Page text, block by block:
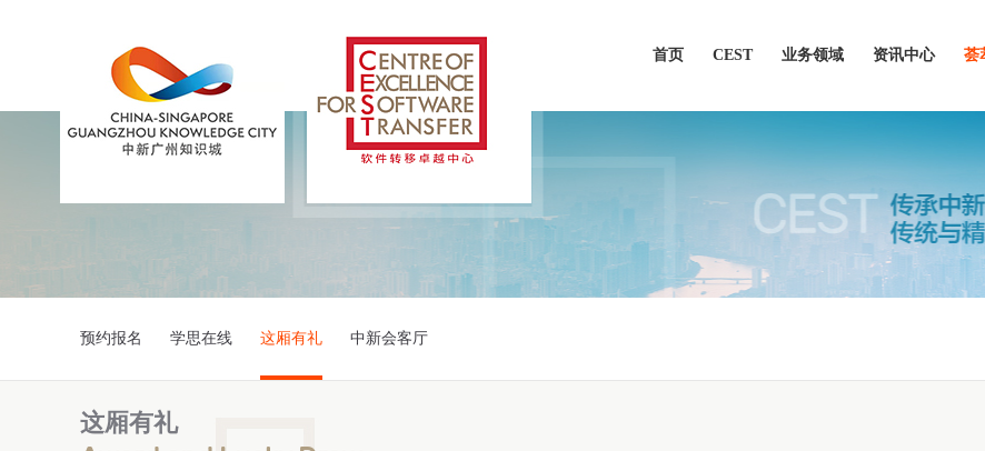
首页 CEST 业务领域 资讯中心 荟
预约报名 学思在线 这厢有礼 中新会客厅
这厢有礼